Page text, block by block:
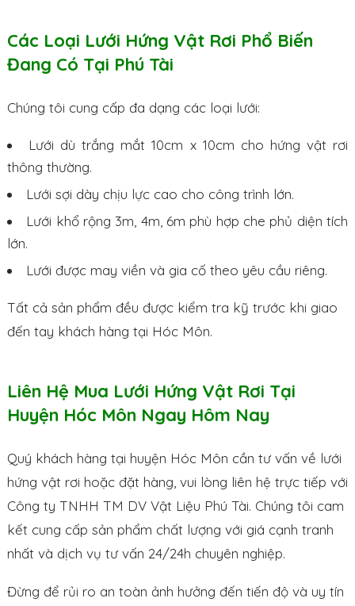
Các Loại Lưới Hứng Vật Rơi Phổ Biến
Đang Có Tại Phú Tài
Chúng tôi cung cấp đa dạng các loại lưới:
Lưới dù trắng mắt 10cm x 10cm cho hứng vật rơi
thông thường.
Lưới sợi dày chịu lực cao cho công trình lớn.
Lưới khổ rộng 3m, 4m, 6m phù hợp che phủ diện tích
lớn.
Lưới được may viền và gia cố theo yêu cầu riêng.
Tất cả sản phẩm đều được kiểm tra kỹ trước khi giao
đến tay khách hàng tại Hóc Môn.
Liên Hệ Mua Lưới Hứng Vật Rơi Tại
Huyện Hóc Môn Ngay Hôm Nay
Quý khách hàng tại huyện Hóc Môn cần tư vấn về lưới
hứng vật rơi hoặc đặt hàng, vui lòng liên hệ trực tiếp với
Công ty TNHH TM DV Vật Liệu Phú Tài. Chúng tôi cam
kết cung cấp sản phẩm chất lượng với giá cạnh tranh
nhất và dịch vụ tư vấn 24/24h chuyên nghiệp.
Đừng để rủi ro an toàn ảnh hưởng đến tiến độ và uy tín